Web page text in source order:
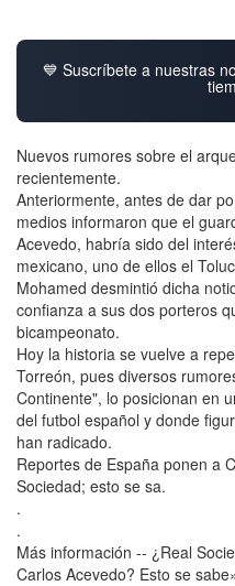
💙 Suscríbete a nuestras
Nuevos rumores sobre el
recientemente.
Anteriormente, antes de dar
medios informaron que el
Acevedo, habría sido del
mexicano, uno de ellos el
Mohamed desmintió dicha
confianza a sus dos porteros
bicampeonato.
Hoy la historia se vuelve a
Torreón, pues diversos
Continente", lo posicionan en
del futbol español y donde
han radicado.
Reportes de España ponen a
Sociedad; esto se sa.
.
.
Más información -- ¿Real
Carlos Acevedo? Esto se